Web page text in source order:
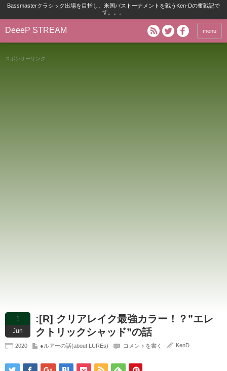
Bassmasterクラシック出場を目指し、米国バストーナメントを戦うKen-Dの奮戦記で
す。。。
DeeeP STREAM menu
スポンサーリンク
1
Jun
:[R] クリアレイク最強カラー！？”エレ
クトリックシャッド”の話
2020 ●ルアーの話(about LUREs) コメントを書く KenD